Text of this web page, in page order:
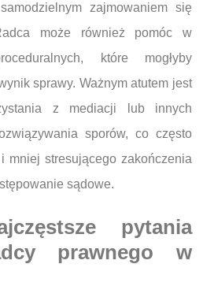
zajmowaniem się
może również pomóc w
które mogłyby
sprawy. Ważnym atutem jest
z mediacji lub innych
sporów, co często
mniej stresującego zakończenia
sądowe.
pytania
prawnego w